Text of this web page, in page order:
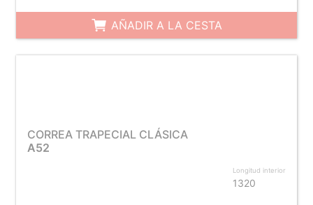
AÑADIR A LA CESTA
CORREA TRAPECIAL CLÁSICA
A52
Longitud interior
1320